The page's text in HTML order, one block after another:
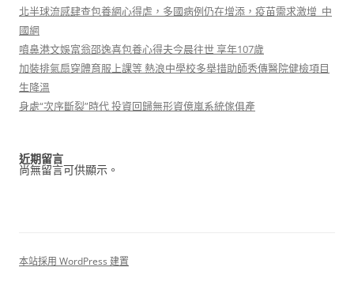
北半球流感肆查包養網心得虐，多國病例仍在增添，疫苗需求激增_中
國網
噴鼻港文娛富翁邵逸喜包養心得夫今晨往世 享年107歲
加裝排氣扇穿體育服上課等 熱浪中學校多舉措助師秀傳醫院健檢項目
生降溫
身處“次序斷裂”時代 投資回歸無形資億嵐系統傢俱產
近期留言
尚無留言可供顯示。
本站採用 WordPress 建置